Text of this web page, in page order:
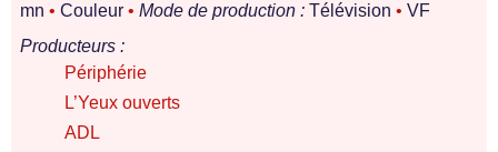
mn • Couleur • Mode de production : Télévision • VF
Producteurs :
Périphérie
L’Yeux ouverts
ADL